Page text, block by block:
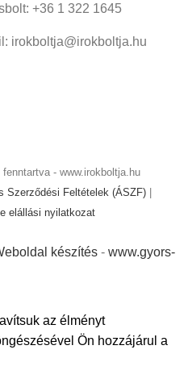
+36 1 322 1645
irokboltja@irokboltja.hu
- www.irokboltja.hu
Szerződési Feltételek (ÁSZF)
elállási nyilatkozat
készítés - www.gyors-
az élményt
Ön hozzájárul a